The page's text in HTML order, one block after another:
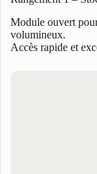
Module ouvert
volumineux.
Accès rapide et